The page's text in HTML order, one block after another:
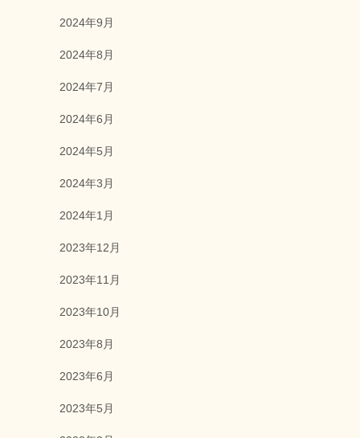
2024年9月
2024年8月
2024年7月
2024年6月
2024年5月
2024年3月
2024年1月
2023年12月
2023年11月
2023年10月
2023年8月
2023年6月
2023年5月